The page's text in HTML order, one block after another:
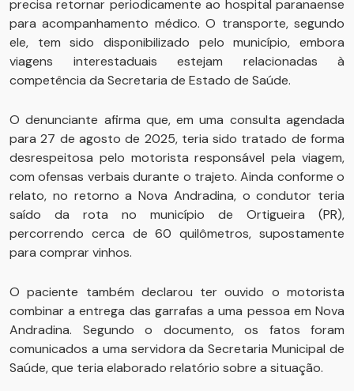
precisa retornar periodicamente ao hospital paranaense
para acompanhamento médico. O transporte, segundo
ele, tem sido disponibilizado pelo município, embora
viagens interestaduais estejam relacionadas à
competência da Secretaria de Estado de Saúde.
O denunciante afirma que, em uma consulta agendada
para 27 de agosto de 2025, teria sido tratado de forma
desrespeitosa pelo motorista responsável pela viagem,
com ofensas verbais durante o trajeto. Ainda conforme o
relato, no retorno a Nova Andradina, o condutor teria
saído da rota no município de Ortigueira (PR),
percorrendo cerca de 60 quilômetros, supostamente
para comprar vinhos.
O paciente também declarou ter ouvido o motorista
combinar a entrega das garrafas a uma pessoa em Nova
Andradina. Segundo o documento, os fatos foram
comunicados a uma servidora da Secretaria Municipal de
Saúde, que teria elaborado relatório sobre a situação.